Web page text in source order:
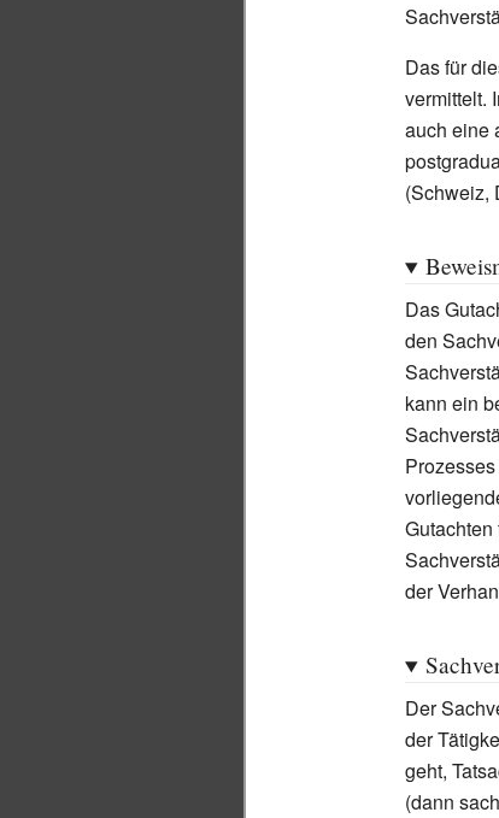
Das für
vermittelt.
auch eine
(Schweiz,
Das
den
kann ein
der
Der
der
geht,
(dann